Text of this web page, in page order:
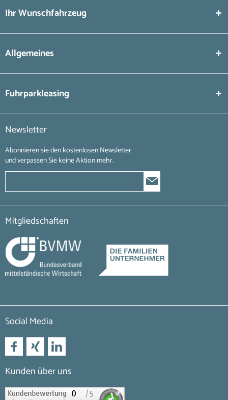
Ihr Wunschfahrzeug
Allgemeines
Fuhrparkleasing
Newsletter
Abonnieren sie den kostenlosen Newsletter
und verpassen Sie keine Aktion mehr.
Mitgliedschaften
Social Media
Kunden über uns